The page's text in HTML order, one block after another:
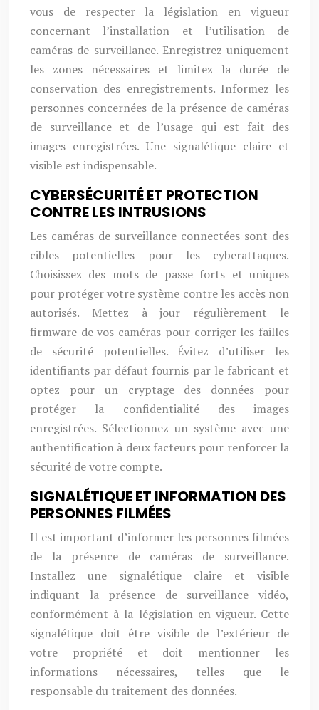
vous de respecter la législation en vigueur
concernant l’installation et l’utilisation de
caméras de surveillance. Enregistrez uniquement
les zones nécessaires et limitez la durée de
conservation des enregistrements. Informez les
personnes concernées de la présence de caméras
de surveillance et de l’usage qui est fait des
images enregistrées. Une signalétique claire et
visible est indispensable.
CYBERSÉCURITÉ ET PROTECTION
CONTRE LES INTRUSIONS
Les caméras de surveillance connectées sont des
cibles potentielles pour les cyberattaques.
Choisissez des mots de passe forts et uniques
pour protéger votre système contre les accès non
autorisés. Mettez à jour régulièrement le
firmware de vos caméras pour corriger les failles
de sécurité potentielles. Évitez d’utiliser les
identifiants par défaut fournis par le fabricant et
optez pour un cryptage des données pour
protéger la confidentialité des images
enregistrées. Sélectionnez un système avec une
authentification à deux facteurs pour renforcer la
sécurité de votre compte.
SIGNALÉTIQUE ET INFORMATION DES
PERSONNES FILMÉES
Il est important d’informer les personnes filmées
de la présence de caméras de surveillance.
Installez une signalétique claire et visible
indiquant la présence de surveillance vidéo,
conformément à la législation en vigueur. Cette
signalétique doit être visible de l’extérieur de
votre propriété et doit mentionner les
informations nécessaires, telles que le
responsable du traitement des données.